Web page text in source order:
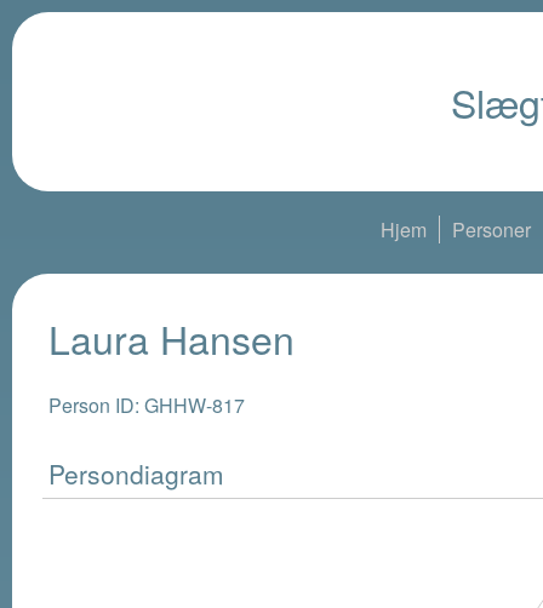
Hjem Personer
Laura Hansen
Person ID: GHHW-817
Persondiagram